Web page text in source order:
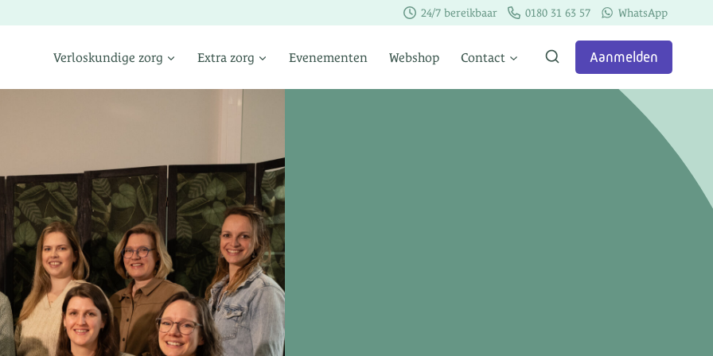
24/7 bereikbaar 0180 31 63 57 WhatsApp
Verloskundige zorg Extra zorg Evenementen Webshop Contact Aanmelden